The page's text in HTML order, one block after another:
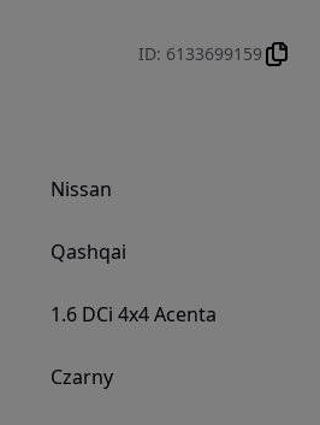
ID: 6133699159
Nissan
Qashqai
1.6 DCi 4x4 Acenta
Czarny